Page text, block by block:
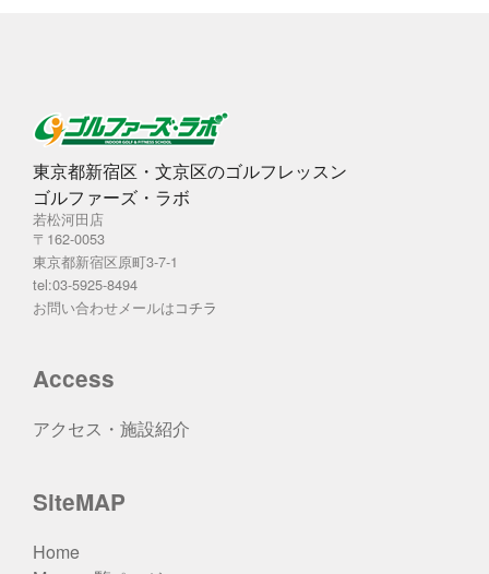
東京都新宿区・文京区のゴルフレッスン
ゴルファーズ・ラボ
若松河田店
〒162-0053
東京都新宿区原町3-7-1
tel:03-5925-8494
お問い合わせメールはコチラ
Access
アクセス・施設紹介
SiteMAP
Home